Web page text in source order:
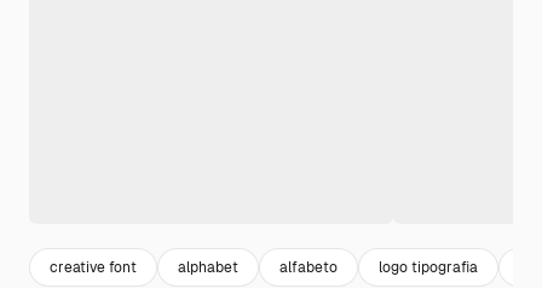
creative font alphabet alfabeto logo tipografia